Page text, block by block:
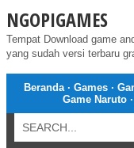
NGOPIGAMES
Tempat Download game
yang sudah versi terbaru
Beranda· Games ·
Game Naruto·